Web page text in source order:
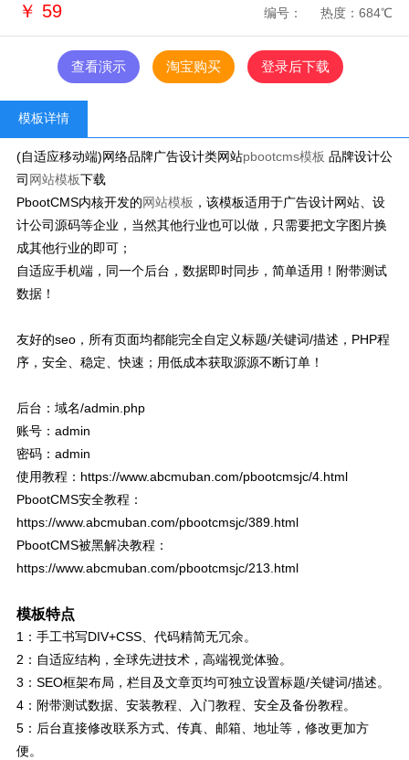
￥ 59 热度：684℃
编号：
查看演示 淘宝购买 登录后下载
模板详情
(自适应移动端)网络品牌广告设计类网站pbootcms模板 品牌设计公
司 网站模板下载
PbootCMS内核开发的网站模板 ，该模板适用于广告设计网站、设
计公司源码等企业，当然其他行业也可以做，只需要把文字图片换
成其他行业的即可；
自适应手机端，同一个后台，数据即时同步，简单适用！附带测试
数据！
友好的seo，所有页面均都能完全自定义标题/关键词/描述，PHP程
序，安全、稳定、快速；用低成本获取源源不断订单！
后台：域名/admin.php
账号：admin
密码：admin
使用教程：https://www.abcmuban.com/pbootcmsjc/4.html
PbootCMS安全教程：
https://www.abcmuban.com/pbootcmsjc/389.html
PbootCMS被黑解决教程：
https://www.abcmuban.com/pbootcmsjc/213.html
模板特点
1：手工书写DIV+CSS、代码精简无冗余。
2：自适应结构，全球先进技术，高端视觉体验。
3：SEO框架布局，栏目及文章页均可独立设置标题/关键词/描述。
4：附带测试数据、安装教程、入门教程、安全及备份教程。
5：后台直接修改联系方式、传真、邮箱、地址等，修改更加方
便。